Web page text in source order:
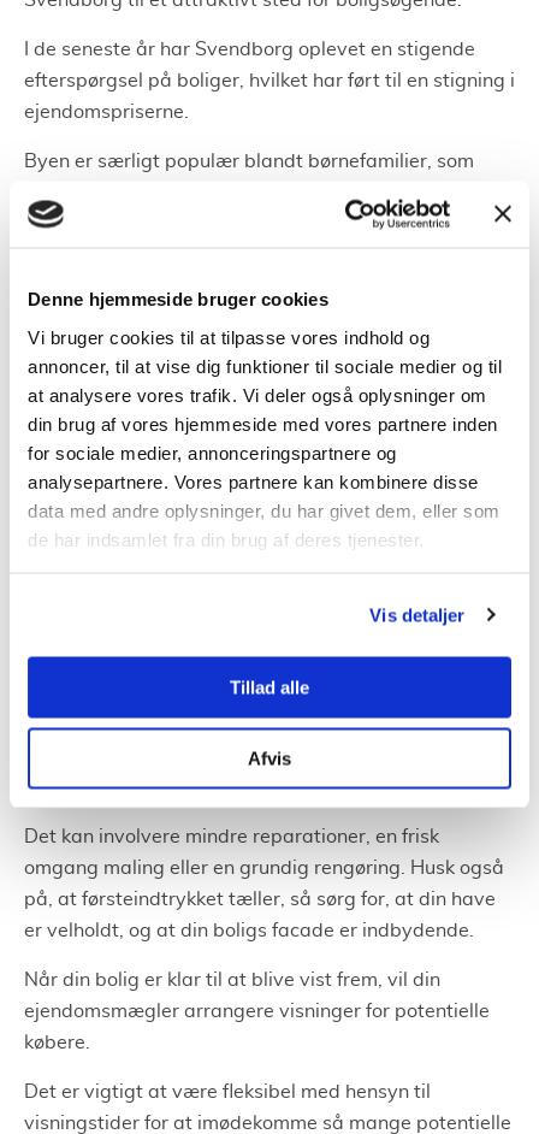
Denne hjemmeside bruger cookies
Vi bruger cookies til at tilpasse vores indhold og
annoncer, til at vise dig funktioner til sociale medier og til
at analysere vores trafik. Vi deler også oplysninger om
din brug af vores hjemmeside med vores partnere inden
for sociale medier, annonceringspartnere og
analysepartnere. Vores partnere kan kombinere disse
data med andre oplysninger, du har givet dem, eller som
de har indsamlet fra din brug af deres tjenester.
Vis detaljer
Tillad alle
Afvis
I de seneste år har Svendborg oplevet en stigende
efterspørgsel på boliger, hvilket har ført til en stigning i
ejendomspriserne.
Byen er særligt populær blandt børnefamilier, som
værdsætter de gode faciliteter og nærliggende
Sætte din bolig til salg
Det første skridt i processen med at sælge din bolig i
Svendborg er at få en præcis vurdering af din
ejendoms værdi.
Dette er en vigtig del af processen, da det hjælper dig
med at fastsætte en realistisk salgspris.
Forberede din bolig til visninger
Det er afgørende at præsentere din bolig på den bedst
mulige måde for at tiltrække potentielle købere.
Det kan involvere mindre reparationer, en frisk
omgang maling eller en grundig rengøring. Husk også
på, at førsteindtrykket tæller, så sørg for, at din have
er velholdt, og at din boligs facade er indbydende.
Når din bolig er klar til at blive vist frem, vil din
ejendomsmægler arrangere visninger for potentielle
købere.
Det er vigtigt at være fleksibel med hensyn til
visningstider for at imødekomme så mange potentielle